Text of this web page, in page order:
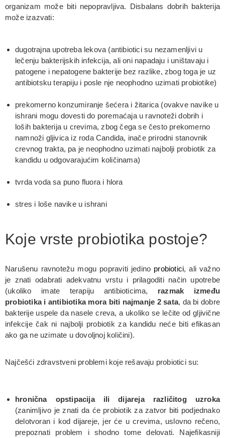
organizam može biti nepopravljiva. Disbalans dobrih bakterija
može izazvati:
dugotrajna upotreba lekova (antibiotici su nezamenljivi u
lečenju bakterijskih infekcija, ali oni napadaju i uništavaju i
patogene i nepatogene bakterije bez razlike, zbog toga je uz
antibiotsku terapiju i posle nje neophodno uzimati probiotike)
prekomerno konzumiranje šećera i žitarica (ovakve navike u
ishrani mogu dovesti do poremaćaja u ravnoteži dobrih i
loših bakterija u crevima, zbog čega se često prekomerno
namnoži gljivica iz roda Candida, inače prirodni stanovnik
crevnog trakta, pa je neophodno uzimati najbolji probiotik za
kandidu u odgovarajućim količinama)
tvrda voda sa puno fluora i hlora
stres i loše navike u ishrani
Koje vrste probiotika postoje?
Narušenu ravnotežu mogu popraviti jedino probiotici, ali važno
je znati odabrati adekvatnu vrstu i prilagoditi način upotrebe
(ukoliko imate terapiju antibioticima, razmak između
probiotika i antibiotika mora biti najmanje 2 sata, da bi dobre
bakterije uspele da nasele creva, a ukoliko se lečite od gljivične
infekcije čak ni najbolji probiotik za kandidu neće biti efikasan
ako ga ne uzimate u dovoljnoj količini).
Najčešći zdravstveni problemi koje rešavaju probiotici su:
hronična opstipacija ili dijareja različitog uzroka
(zanimljivo je znati da će probiotik za zatvor biti podjednako
delotvoran i kod dijareje, jer će u crevima, uslovno rečeno,
prepoznati problem i shodno tome delovati. Najefikasniji